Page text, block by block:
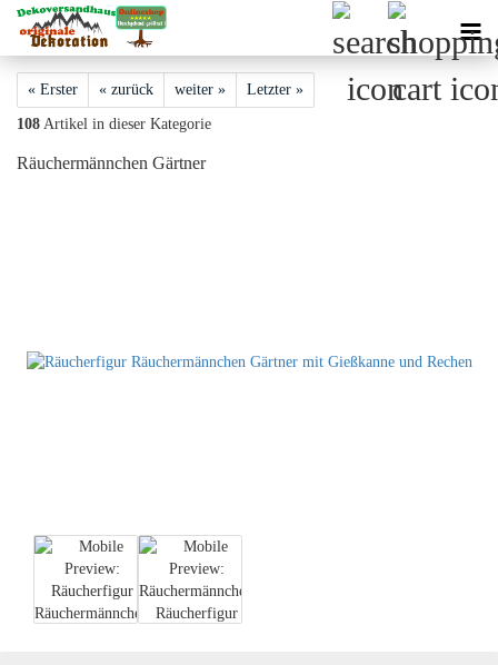
« Erster « zurück weiter » Letzter »
108 Artikel in dieser Kategorie
Räuchermännchen Gärtner